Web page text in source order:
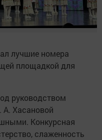
лучшие номера
площадкой для
руководством
А. Хасановой
Конкурсная
слаженность